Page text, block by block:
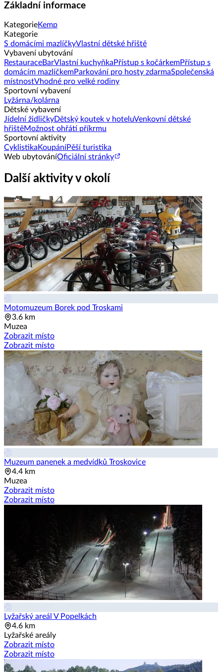
Základní informace
KategorieKemp
Kategorie
S domácími mazlíčkyVlastní dětské hřiště
Vybavení ubytování
RestauraceBarVlastní kuchyňka Přístup s kočárkemPřístup s
domácím mazlíčkemParkování pro hosty zdarmaSpolečenská
místnostVhodné pro velké rodiny
Sportovní vybavení
Lyžárna/kolárna
Dětské vybavení
Jídelní židličkyDětský koutek v hoteluVenkovní dětské
hřištěMožnost ohřátí příkrmu
Sportovní aktivity
Cyklistika KoupáníPěší turistika
Web ubytováníOficiální stránky
Další aktivity v okolí
Motomuzeum Borek pod Troskami
3.6 km
Muzea
Zobrazit místo
Zobrazit místo
Muzeum panenek a medvídků Troskovice
4.4 km
Muzea
Zobrazit místo
Zobrazit místo
Lyžařský areál V Popelkách
4.6 km
Lyžařské areály
Zobrazit místo
Zobrazit místo